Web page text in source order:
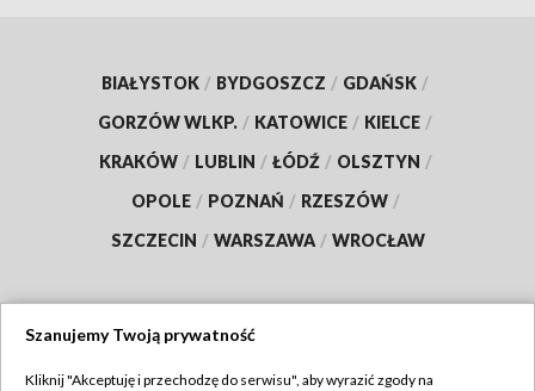
BIAŁYSTOK / BYDGOSZCZ / GDAŃSK /
GORZÓW WLKP. / KATOWICE / KIELCE /
KRAKÓW / LUBLIN / ŁÓDŹ / OLSZTYN /
OPOLE / POZNAŃ / RZESZÓW /
SZCZECIN / WARSZAWA / WROCŁAW
Szanujemy Twoją prywatność
Kliknij "Akceptuję i przechodzę do serwisu", aby wyrazić zgody na